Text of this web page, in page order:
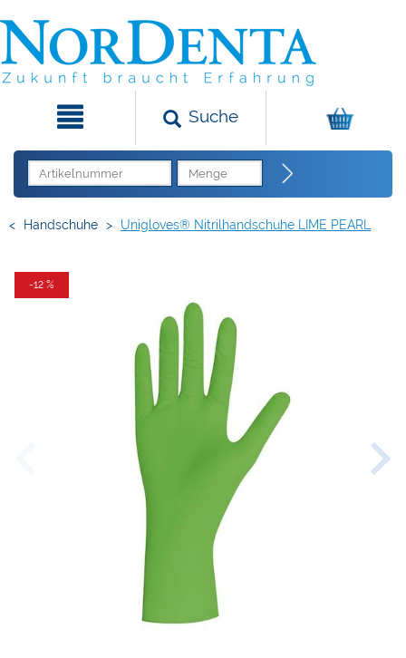
Suche
< Handschuhe > Unigloves® Nitrilhandschuhe LIME PEARL
-12 %